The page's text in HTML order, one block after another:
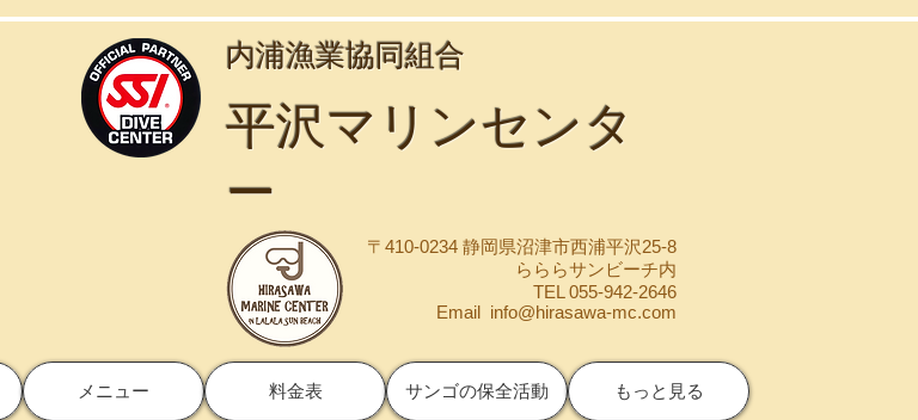
​内浦漁業協同組合
​平沢マリンセンタ
ー
〒410-0234 静岡県沼津市西浦平沢25-8
らららサンビーチ内
TEL 055-942-2646
Email info@hirasawa-mc.com
メニュー 料金表 サンゴの保全活動 もっと見る